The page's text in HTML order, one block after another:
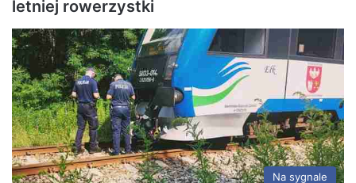
letniej rowerzystki
Na sygnale